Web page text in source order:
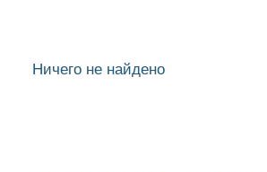
Ничего не найдено